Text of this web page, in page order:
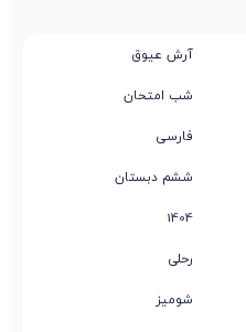
آرش عیوق
شب امتحان
فارسی
ششم دبستان
1404
رحلی
شومیز